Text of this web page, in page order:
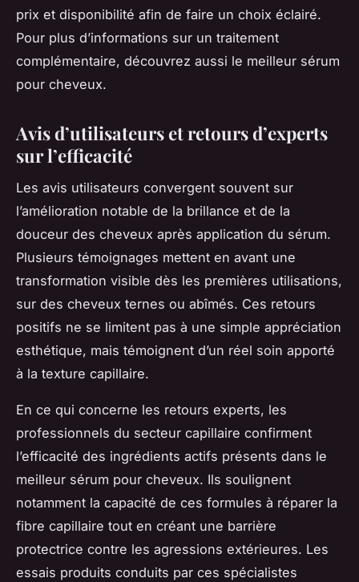
prix et disponibilité afin de faire un choix éclairé.
Pour plus d’informations sur un traitement
complémentaire, découvrez aussi le meilleur sérum
pour cheveux.
Avis d’utilisateurs et retours d’experts
sur l’efficacité
Les avis utilisateurs convergent souvent sur
l’amélioration notable de la brillance et de la
douceur des cheveux après application du sérum.
Plusieurs témoignages mettent en avant une
transformation visible dès les premières utilisations,
sur des cheveux ternes ou abîmés. Ces retours
positifs ne se limitent pas à une simple appréciation
esthétique, mais témoignent d’un réel soin apporté
à la texture capillaire.
En ce qui concerne les retours experts, les
professionnels du secteur capillaire confirment
l’efficacité des ingrédients actifs présents dans le
meilleur sérum pour cheveux. Ils soulignent
notamment la capacité de ces formules à réparer la
fibre capillaire tout en créant une barrière
protectrice contre les agressions extérieures. Les
essais produits conduits par ces spécialistes